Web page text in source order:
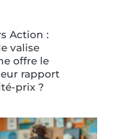
Action :
valise
offre le
rapport
prix ?